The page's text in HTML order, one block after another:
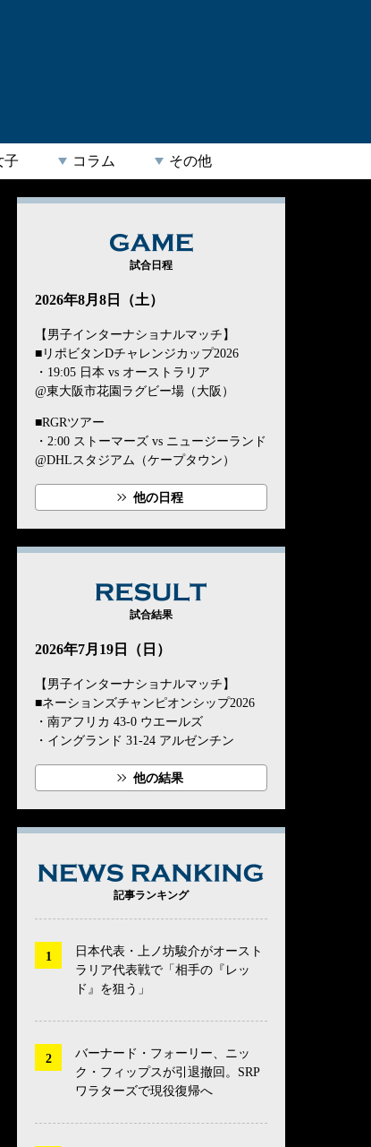
子 コラム その他
GAME
試合日程
2026年8月8日（土）
【男子インターナショナルマッチ】
■リポビタンDチャレンジカップ2026
・19:05 日本 vs オーストラリア
@東大阪市花園ラグビー場（大阪）
■RGRツアー
・2:00 ストーマーズ vs ニュージーランド
@DHLスタジアム（ケープタウン）
他の日程
試合結果
2026年7月19日（日）
【男子インターナショナルマッチ】
■ネーションズチャンピオンシップ2026
・南アフリカ 43-0 ウエールズ
・イングランド 31-24 アルゼンチン
他の結果
記事ランキング
日本代表・上ノ坊駿介がオースト
ラリア代表戦で「相手の『レッ
ド』を狙う」
バーナード・フォーリー、ニッ
ク・フィップスが引退撤回。SRP
ワラターズで現役復帰へ